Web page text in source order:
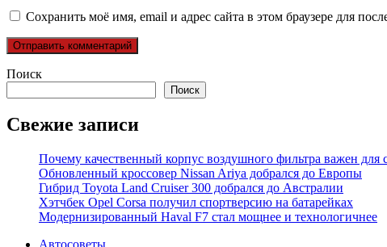
Сохранить моё имя, email и адрес сайта в этом браузере для
Поиск
Поиск
Свежие записи
Почему качественный корпус воздушного фильтра важен для
Обновленный кроссовер Nissan Ariya добрался до Европы
Гибрид Toyota Land Cruiser 300 добрался до Австралии
Хэтчбек Opel Corsa получил спортверсию на батарейках
Модернизированный Haval F7 стал мощнее и технологичнее